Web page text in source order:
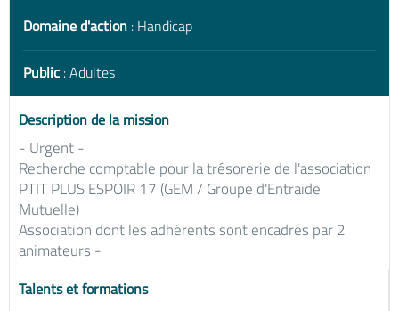
Domaine d'action : Handicap
Public : Adultes
Description de la mission
- Urgent -
Recherche comptable pour la trésorerie de l'association
PTIT PLUS ESPOIR 17 (GEM / Groupe d'Entraide
Mutuelle)
Association dont les adhérents sont encadrés par 2
animateurs -
Talents et formations